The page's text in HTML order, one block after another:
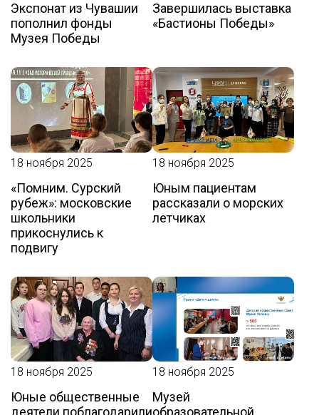
Экспонат из Чувашии
пополнил фонды
Музея Победы
Завершилась выставка
«Бастионы Победы»
18 ноября 2025
«Помним. Сурский
рубеж»: московские
школьники
прикоснулись к
подвигу
18 ноября 2025
Юным пациентам
рассказали о морских
летчиках
18 ноября 2025
Юные общественные
деятели поблагодарили
18 ноября 2025
Музей
образовательной